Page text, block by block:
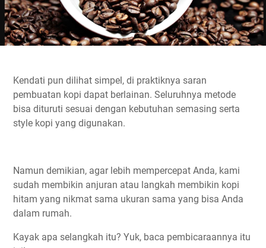
Kendati pun dilihat simpel, di praktiknya saran
pembuatan kopi dapat berlainan. Seluruhnya metode
bisa dituruti sesuai dengan kebutuhan semasing serta
style kopi yang digunakan.
Namun demikian, agar lebih mempercepat Anda, kami
sudah membikin anjuran atau langkah membikin kopi
hitam yang nikmat sama ukuran sama yang bisa Anda
dalam rumah.
Kayak apa selangkah itu? Yuk, baca pembicaraannya itu